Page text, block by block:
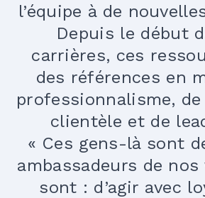
l’équipe à de
Depuis le début
carrières, ces
des références en
professionnalisme,
clientèle et de
« Ces gens-là sont
ambassadeurs de nos
sont : d’agir avec